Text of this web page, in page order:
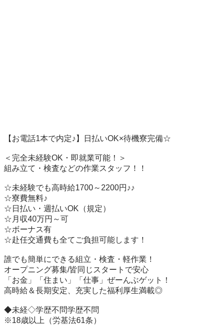
【お電話1本で内定♪】日払いOK×待機寮完備☆
＜完全未経験OK・即就業可能！＞
組み立て・検査などの作業スタッフ！！
☆未経験でも高時給1700～2200円♪♪
☆寮費無料♪
☆日払い・週払いOK（規定）
☆月収40万円～可
☆ボーナス有
☆赴任交通費も全てご負担可能します！
誰でも簡単にできる組立・検査・軽作業！
オープニング募集/皆同じスタートで安心
「お金」「住まい」「仕事」ぜーんぶゲット！
高時給＆長期安定、充実した福利厚生満載◎
◆未経◇学歴不問学歴不問
※18歳以上（労基法61条）